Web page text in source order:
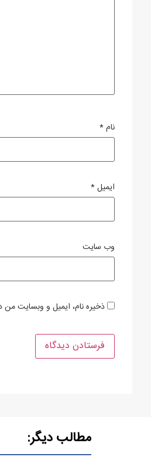
نام*
ایمیل*
وب‌ سایت
ذخیره نام، ایمیل و وبسایت من
مطالب دیگر: